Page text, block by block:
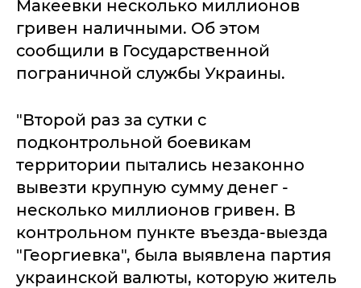
Макеевки несколько миллионов
гривен наличными. Об этом
сообщили в Государственной
пограничной службы Украины.
"Второй раз за сутки с
подконтрольной боевикам
территории пытались незаконно
вывезти крупную сумму денег -
несколько миллионов гривен. В
контрольном пункте въезда-выезда
"Георгиевка", была выявлена партия
украинской валюты, которую житель